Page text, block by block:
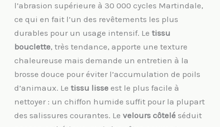
l’abrasion supérieure à 30 000 cycles Martindale,
ce qui en fait l’un des revêtements les plus
durables pour un usage intensif. Letissu
bouclette, très tendance, apporte une texture
chaleureuse mais demande un entretien à la
brosse douce pour éviter l’accumulation de poils
d’animaux. Letissu lisse est le plus facile à
nettoyer : un chiffon humide suffit pour la plupart
des salissures courantes. Levelours côtelé séduit